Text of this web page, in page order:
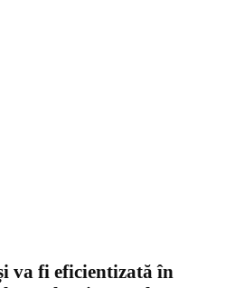
va fi eficientizată în